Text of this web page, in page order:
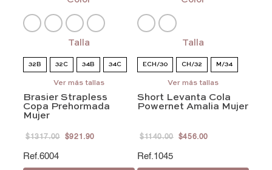
Talla
32B 32C 34B 34C
36B 36C
Ver más tallas
Brasier Strapless
Copa Prehormada
Mujer
$1317.00 $921 .90
6004
Talla
ECH/30 CH/32 M/34
EG/38 EEG/40
EEEG/42
Ver más tallas
Short Levanta Cola
Powernet Amalia Mujer
$1140.00 $456.00
1045